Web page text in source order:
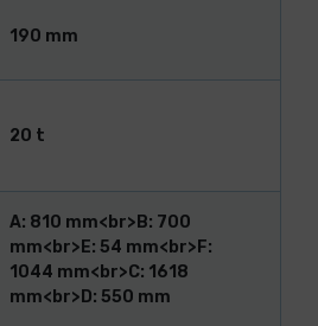
190 mm
20 t
A: 810 mm<br>B: 700
mm<br>E: 54 mm<br>F:
1044 mm<br>C: 1618
mm<br>D: 550 mm